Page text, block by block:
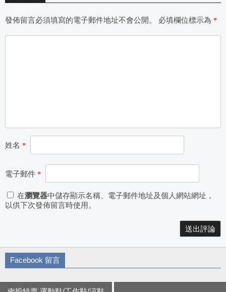
發佈留言必須填寫的電子郵件地址不會公開。 必填欄位標示為 *
姓名 *
電子郵件 *
在瀏覽器中儲存顯示名稱、電子郵件地址及個人網站網址，
以供下次發佈留言時使用。
Facebook 留言